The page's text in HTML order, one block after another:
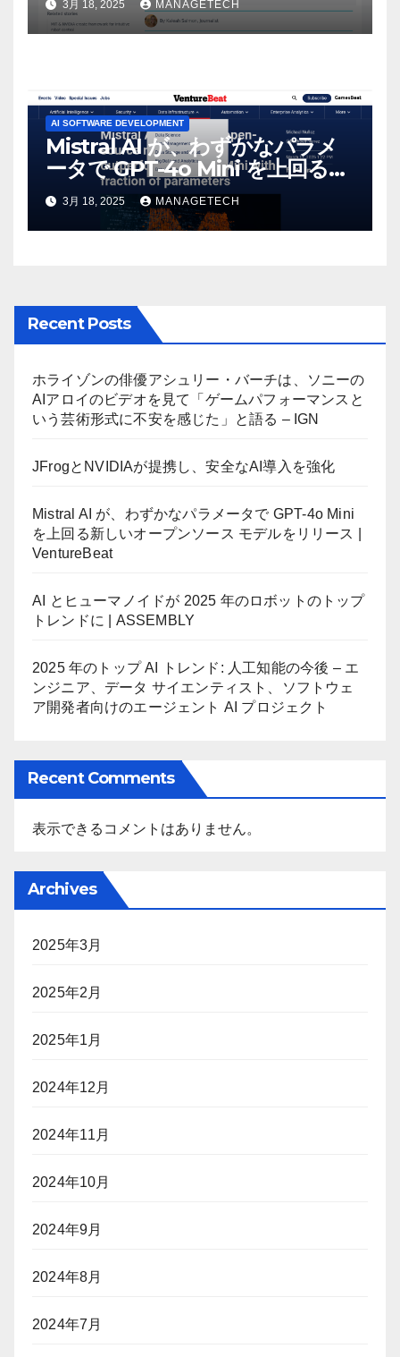
3月 18, 2025 MANAGETECH
AI SOFTWARE DEVELOPMENT
Mistral AI が、わずかなパラメ
ータで GPT-4o Mini を上回る新
しいオープンソース モデルをリ
リース | VentureBeat
3月 18, 2025 MANAGETECH
Recent Posts
ホライゾンの俳優アシュリー・バーチは、ソニーの
AIアロイのビデオを見て「ゲームパフォーマンスと
いう芸術形式に不安を感じた」と語る – IGN
JFrogとNVIDIAが提携し、安全なAI導入を強化
Mistral AI が、わずかなパラメータで GPT-4o Mini
を上回る新しいオープンソース モデルをリリース |
VentureBeat
AI とヒューマノイドが 2025 年のロボットのトップ
トレンドに | ASSEMBLY
2025 年のトップ AI トレンド: 人工知能の今後 – エ
ンジニア、データ サイエンティスト、ソフトウェ
ア開発者向けのエージェント AI プロジェクト
Recent Comments
表示できるコメントはありません。
Archives
2025年3月
2025年2月
2025年1月
2024年12月
2024年11月
2024年10月
2024年9月
2024年8月
2024年7月